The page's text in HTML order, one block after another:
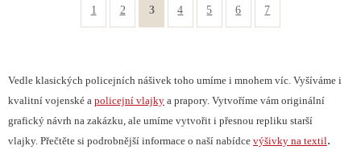
1 2 3 4 5 6 7
Vedle klasických policejních nášivek toho umíme i mnohem víc. Vyšíváme i
kvalitní vojenské a policejní vlajky a prapory. Vytvoříme vám originální
grafický návrh na zakázku, ale umíme vytvořit i přesnou repliku starší
vlajky. Přečtěte si podrobnější informace o naší nabídce výšivky na textil.